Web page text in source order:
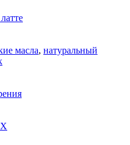
масла, натуральный